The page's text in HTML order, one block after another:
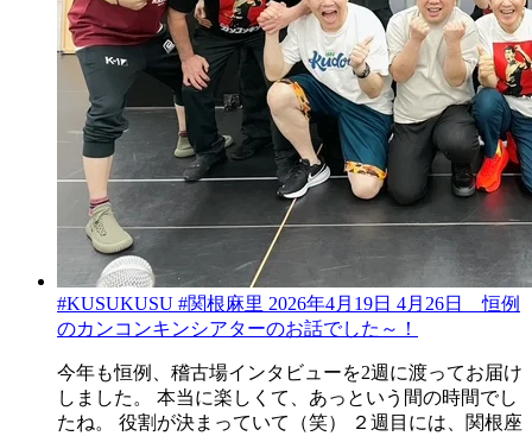
#KUSUKUSU #関根麻里 2026年4月19日 4月26日 恒例
のカンコンキンシアターのお話でした～！
今年も恒例、稽古場インタビューを2週に渡ってお届け
しました。 本当に楽しくて、あっという間の時間でし
たね。 役割が決まっていて（笑） ２週目には、関根座